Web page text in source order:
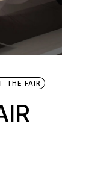
THE FAIR